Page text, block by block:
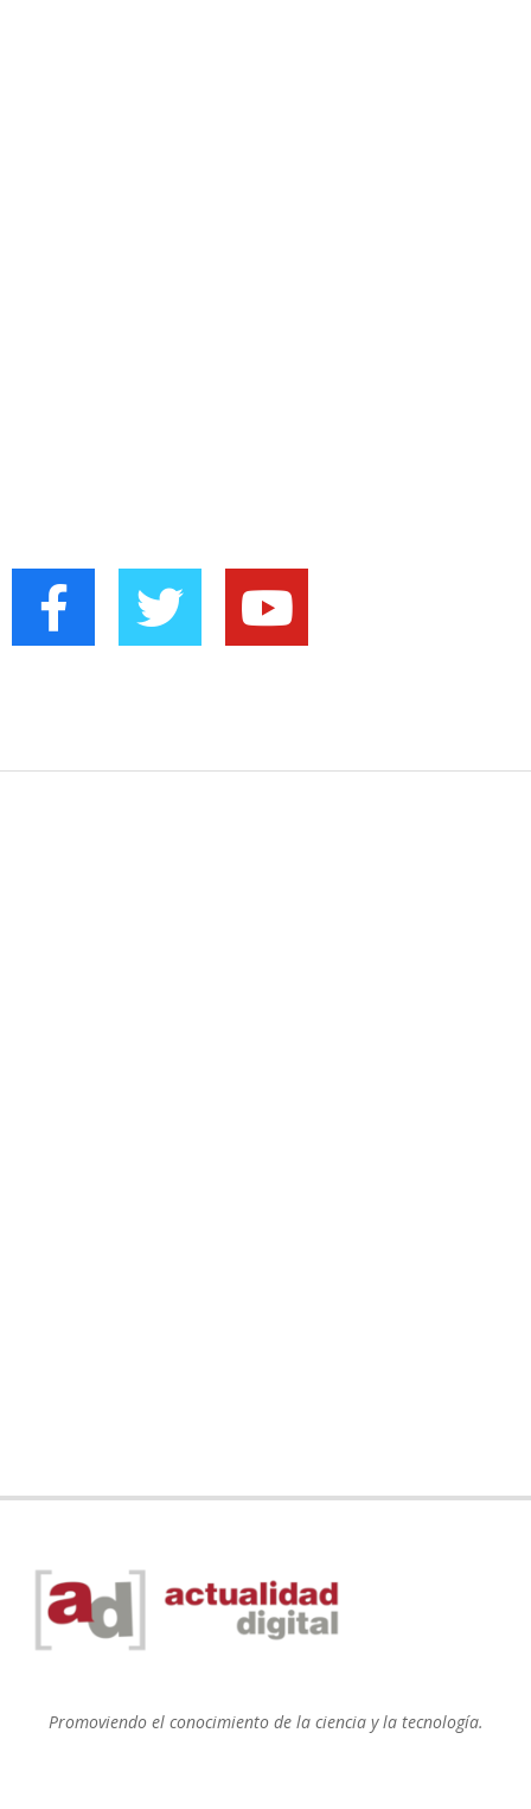
Promoviendo el conocimiento de la ciencia y la tecnología.